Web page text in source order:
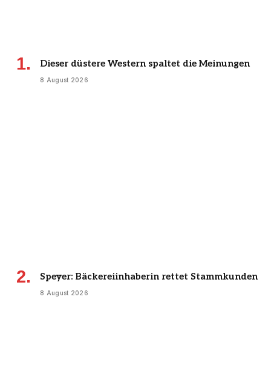
Dieser düstere Western spaltet die Meinungen
8 August 2026
Speyer: Bäckereiinhaberin rettet Stammkunden
8 August 2026